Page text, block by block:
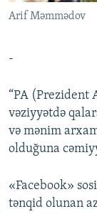
Arif Məmmədov
-
“PA (Prezident
vəziyyətdə
və mənim
olduğuna
«Facebook»
tənqid olunan